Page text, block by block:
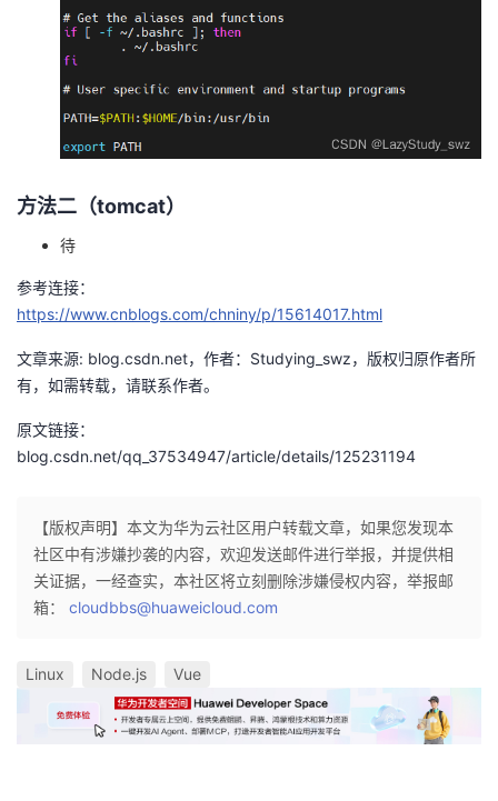
方法二（tomcat）
待
参考连接：
https://www.cnblogs.com/chniny/p/15614017.html
文章来源: blog.csdn.net，作者：Studying_swz，版权归原作者所
有，如需转载，请联系作者。
原文链接：
blog.csdn.net/qq_37534947/article/details/125231194
【版权声明】本文为华为云社区用户转载文章，如果您发现本
社区中有涉嫌抄袭的内容，欢迎发送邮件进行举报，并提供相
关证据，一经查实，本社区将立刻删除涉嫌侵权内容，举报邮
箱： cloudbbs@huaweicloud.com
Linux Node.js Vue